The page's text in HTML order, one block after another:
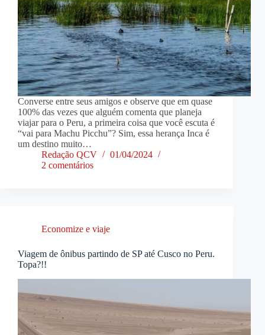
Converse entre seus amigos e observe que em quase
100% das vezes que alguém comenta que planeja
viajar para o Peru, a primeira coisa que você escuta é
“vai para Machu Picchu”? Sim, essa herança Inca é
um destino muito…
Redação QCV
01/04/2024
2 comentários
Economize e viaje
Viagem de ônibus partindo de SP até Cusco no Peru.
Topa?!!